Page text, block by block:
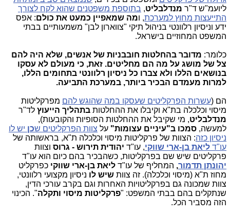
ליועמ"ש ד"ר מנדלבליט, בתוספת משפטנים שהוא לקח לצורך
התייעצות מחוץ למערכת, ומה שמאפיין כמעט את כולם: אפס
ידע וניסיון רלוונטי בניהול תיקי "צווארון לבן" משמעותיים בבתי
המשפט המחוזיים בישראל.
כלומר: מדובר בהחלטות חובבניות של אנשים, שלא היה להם
צל של מושג על מה הם מחליטים. זאת, כי מעולם לא עסקו
בנושאים הללו ולא צברו כל ניסיון רלוונטי בתחומים הללו,
למרות מעמדם הבכיר ביותר, במערכת התביעה.
הם (עשרות הפרקליטים שעסקו במה שהוגש להם מפרקליטות
מיסוי וכלכלה בת"א וקיבלו את ההחלטות בתהליך הייעוץ לד"ר
מנדלבליט, מי שקיבל את ההחלטות הסופיות והקובעות),
למעשה, סמכו ב"עיניים עצומות" על צוות הפרקליטים שכן יש לו
ניסיון כזה: הצוות של פרקליטות מיסוי וכלכלה ת"א, בראשותה של
עו"ד ליאת בן-ארי שווקי, עו"ד יהודית תירוש - גרוס וצוות
פרקליטים שיש שם בפרקליטות, כשהבכיר בהם כיום הוא עו"ד
יהונתן תדמור, המחליף של עו"ד ליאת בן-ארי שווקי כפרקליט
מחוז ת"א (מיסוי וכלכלה). זה צוות שיש לו ניסיון מקצועי רלוונטי,
צוות שמכונה גם בפרקליטויות האחרות וגם בקרב עורכי הדין,
שנתקלים בהם בבתי המשפט: "פרקליטות מיסוי ותקלה". הכינוי
הזה מסביר הכל.